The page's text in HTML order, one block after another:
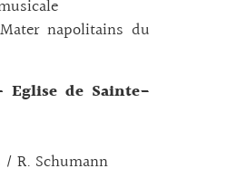
napolitains du
de Sainte-
/ R. Schumann